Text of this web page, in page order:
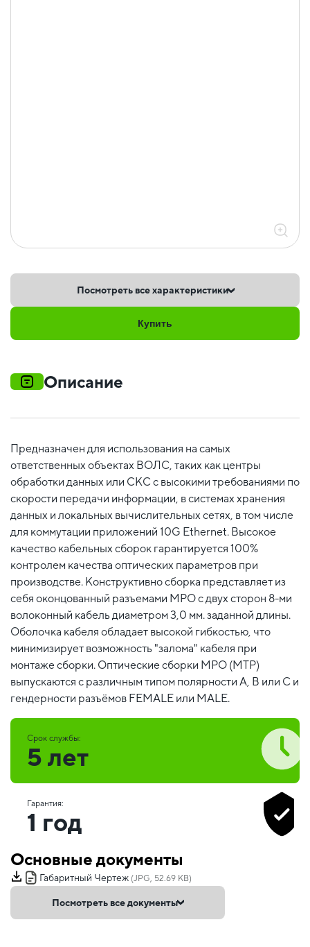
Посмотреть все характеристики
Купить
Описание
Предназначен для использования на самых
ответственных объектах ВОЛС, таких как центры
обработки данных или СКС с высокими требованиями по
скорости передачи информации, в системах хранения
данных и локальных вычислительных сетях, в том числе
для коммутации приложений 10G Ethernet. Высокое
качество кабельных сборок гарантируется 100%
контролем качества оптических параметров при
производстве. Конструктивно сборка представляет из
себя оконцованный разъемами MPO c двух сторон 8-ми
волоконный кабель диаметром 3,0 мм. заданной длины.
Оболочка кабеля обладает высокой гибкостью, что
минимизирует возможность "залома" кабеля при
монтаже сборки. Оптические сборки MPO (MTP)
выпускаются с различным типом полярности А, В или С и
гендерности разъёмов FEMALE или MALE.
Срок службы:
5 лет
Гарантия:
1 год
Основные документы
Габаритный Чертеж (JPG, 52.69 KB)
Посмотреть все документы